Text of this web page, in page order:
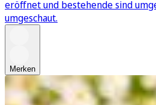
eröffnet und bestehende sind
umgeschaut.
Merken